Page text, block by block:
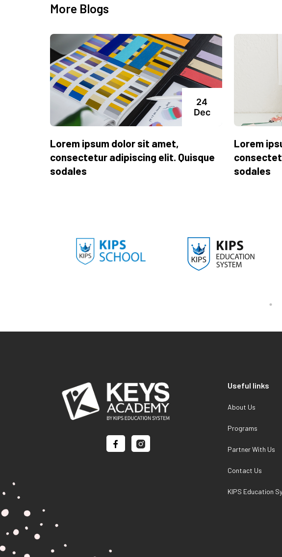
More Blogs
24
Dec
Lorem ipsum dolor sit amet,
consectetur adipiscing elit. Quisque
sodales
Lorem
sodales
Useful links
About Us
Programs
Partner With Us
Contact Us
KIPS Education